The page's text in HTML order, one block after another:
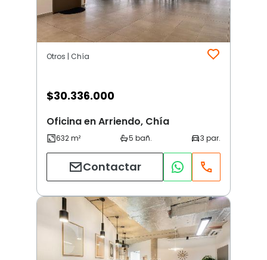
Otros | Chía
$30.336.000
Oficina en Arriendo, Chía
Contactar